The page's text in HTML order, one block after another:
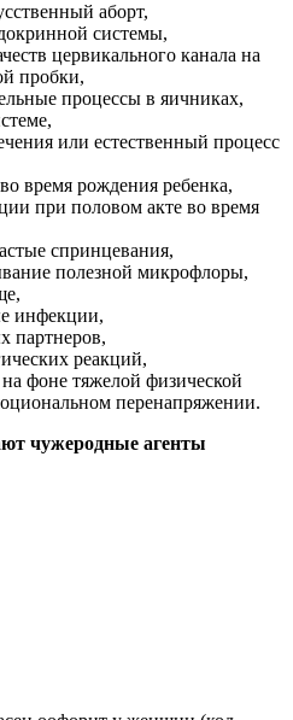
аборт,
системы,
цервикального канала на
пробки,
процессы в яичниках,
или естественный процесс
время рождения ребенка,
при половом акте во время
спринцевания,
полезной микрофлоры,
инфекции,
партнеров,
реакций,
фоне тяжелой физической
перенапряжении.
чужеродные агенты